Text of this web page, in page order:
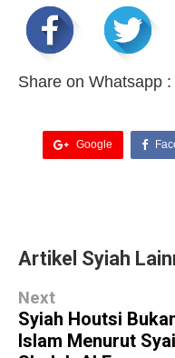
Share on Whatsapp :
Google
Artikel Syiah
Next
Syiah Houtsi
Islam Menurut